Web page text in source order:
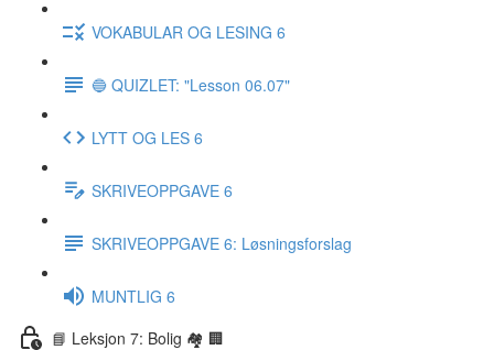
VOKABULAR OG LESING 6
🔵 QUIZLET: "Lesson 06.07"
LYTT OG LES 6
SKRIVEOPPGAVE 6
SKRIVEOPPGAVE 6: Løsningsforslag
MUNTLIG 6
📘 Leksjon 7: Bolig 🏘 🏢